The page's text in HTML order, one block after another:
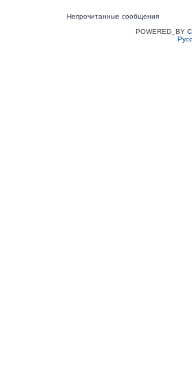
Непрочитанные сообщения
POWERED_BY